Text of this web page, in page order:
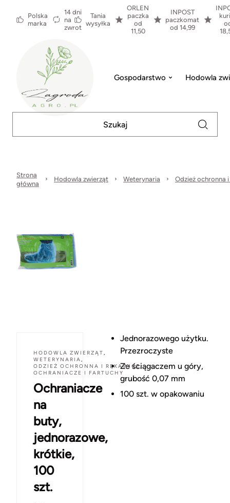
Polska
marka
14 dni
na
zwrot
Tania
wysyłka
ORLEN
paczka
od
11,50
INPOST
paczkomat
od 14,99
Gospodarstwo Hodowla
Strona
główna
Hodowla zwierząt Weterynaria Odzież ochronna
HODOWLA ZWIERZĄT,
WETERYNARIA,
ODZIEŻ OCHRONNA I RĘKAWICE,
OCHRANIACZE I FARTUCHY
Ochraniacze
na
buty,
jednorazowe,
krótkie,
100
szt.
Jednorazowego użytku.
Przezroczyste
Ze ściągaczem u góry,
grubość 0,07 mm
100 szt. w opakowaniu